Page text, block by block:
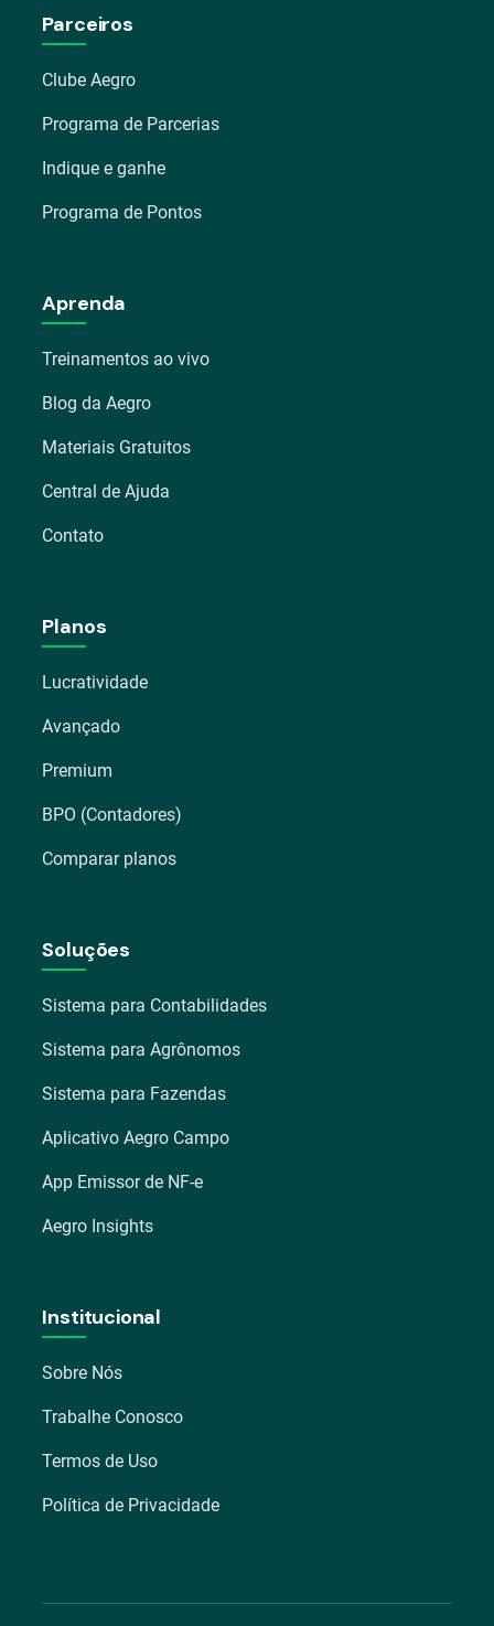
Parceiros
Clube Aegro
Programa de Parcerias
Indique e ganhe
Programa de Pontos
Aprenda
Treinamentos ao vivo
Blog da Aegro
Materiais Gratuitos
Central de Ajuda
Contato
Planos
Lucratividade
Avançado
Premium
BPO (Contadores)
Comparar planos
Soluções
Sistema para Contabilidades
Sistema para Agrônomos
Sistema para Fazendas
Aplicativo Aegro Campo
App Emissor de NF-e
Aegro Insights
Institucional
Sobre Nós
Trabalhe Conosco
Termos de Uso
Política de Privacidade